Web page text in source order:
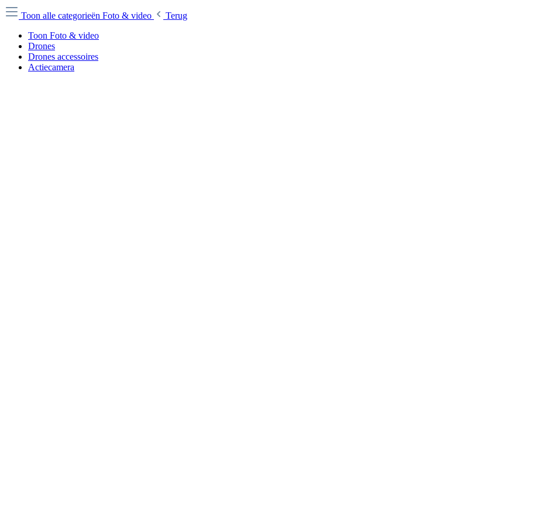
Toon alle categorieën Foto & video
Terug
Toon Foto & video
Drones
Drones accessoires
Actiecamera